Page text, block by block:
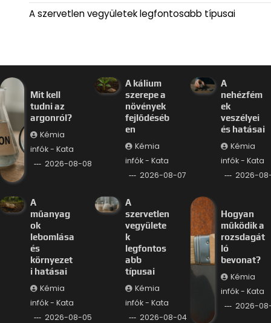
A szervetlen vegyületek legfontosabb típusai
Mit kell
tudni az
argonról?
Kémia
infók - Kata
2026-08-08
A kálium
szerepe a
növények
fejlődéséb
en
Kémia
infók - Kata
2026-08-07
A
nehézfém
ek
veszélyei
és hatásai
Kémia
infók - Kata
2026-
A
műanyag
ok
lebomlása
és
környezet
i hatásai
Kémia
infók - Kata
2026-08-05
A
szervetlen
vegyülete
k
legfontos
abb
típusai
Kémia
infók - Kata
2026-08-04
Hogyan
működik a
rozsdagát
ló
bevonat?
Kémia
infók - Kata
2026-